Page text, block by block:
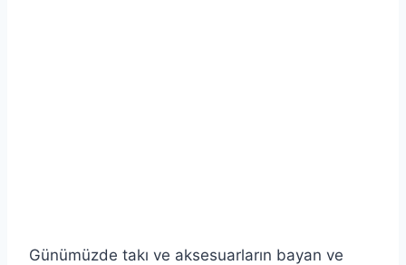
Günümüzde takı ve aksesuarların bayan ve